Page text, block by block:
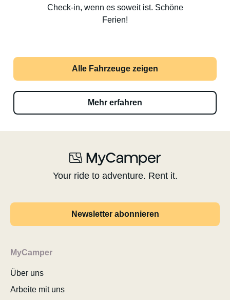
Check-in, wenn es soweit ist. Schöne
Ferien!
Alle Fahrzeuge zeigen
Mehr erfahren
Your ride to adventure. Rent it.
Newsletter abonnieren
MyCamper
Über uns
Arbeite mit uns